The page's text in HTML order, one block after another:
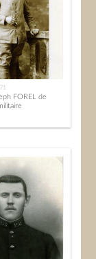
FOREL de